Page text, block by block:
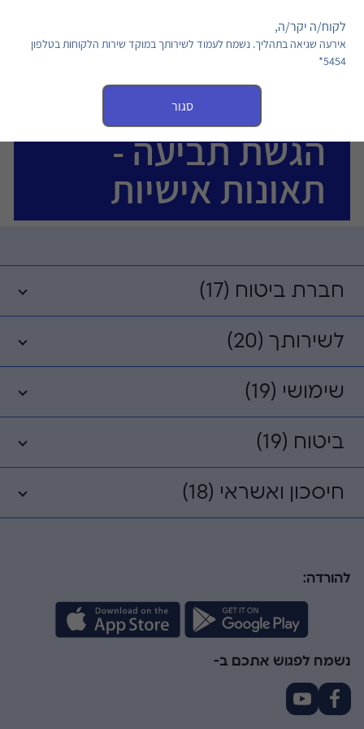
לחשבון שלך
הגשת תביעה -
תאונות אישיות
חברת ביטוח (17)
לשירותך (20)
שימושי (19)
ביטוח (19)
חיסכון ואשראי (18)
להורדה:
נשמח לפגוש אתכם ב-
לקוח/ה יקר/ה,
אירעה שגיאה בתהליך. נשמח לעמוד לשירותך במוקד שירות הלקוחות בטלפון
5454*
סגור